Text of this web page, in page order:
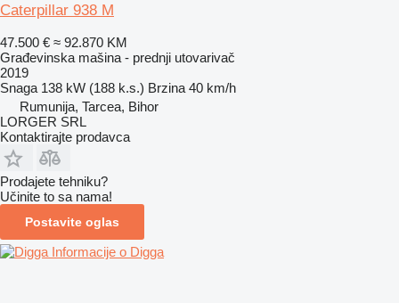
Caterpillar 938 M
47.500 € ≈ 92.870 KM
Građevinska mašina - prednji utovarivač
2019
Snaga 138 kW (188 k.s.) Brzina 40 km/h
Rumunija, Tarcea, Bihor
LORGER SRL
Kontaktirajte prodavca
Prodajete tehniku?
Učinite to sa nama!
Postavite oglas
Informacije o Digga